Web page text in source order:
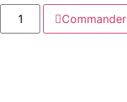
Commander